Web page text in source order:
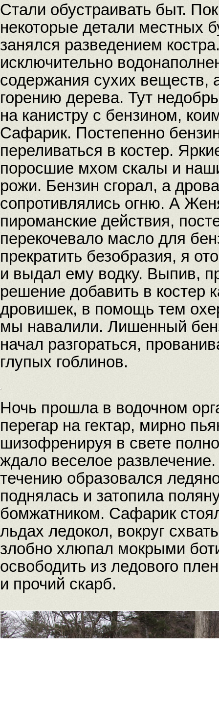
Стали обустраивать быт.
некоторые детали местных
занялся разведением
исключительно
содержания сухих веществ,
горению дерева. Тут
на канистру с бензином,
Сафарик. Постепенно
переливаться в костер.
поросшие мхом скалы и
рожи. Бензин сгорал, а
сопротивлялись огню. А
пироманские действия,
перекочевало масло для
прекратить безобразия, я
и выдал ему водку. Выпив,
решение добавить в костер
дровишек, в помощь тем
мы навалили. Лишенный
начал разгораться,
глупых гоблинов.
Ночь прошла в водочном
перегар на гектар, мирно
шизофренируя в свете
ждало веселое
течению образовался
поднялась и затопила
бомжатником. Сафарик
льдах ледокол, вокруг
злобно хлюпал мокрыми
освободить из ледового
и прочий скарб.